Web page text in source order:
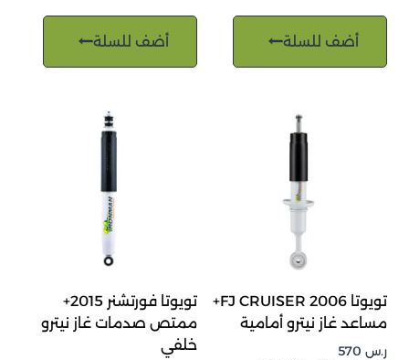
أضف للسلة أضف للسلة
تويوتا FJ CRUISER 2006+
مساعد غاز نيترو أمامية
ر.س
تويوتا فورتشنر 2015+
ممتص صدمات غاز نيترو
خلفي